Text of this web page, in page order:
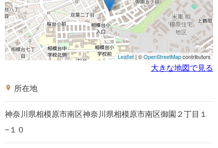
Leaflet | ©OpenStreetMapcontributors
大きな地図で見る
place 所在地
神奈川県相模原市南区神奈川県相模原市南区御園２丁目１
−１０